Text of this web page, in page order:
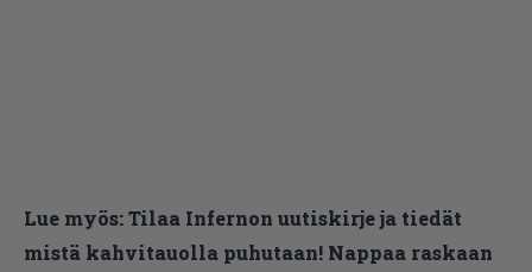
Lue myös:Tilaa Infernon uutiskirje ja tiedät
mistä kahvitauolla puhutaan! Nappaa raskaan